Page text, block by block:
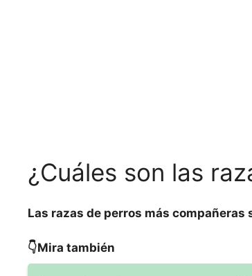
¿Cuáles son las
Las razas de perros más compañeras
👇Mira también